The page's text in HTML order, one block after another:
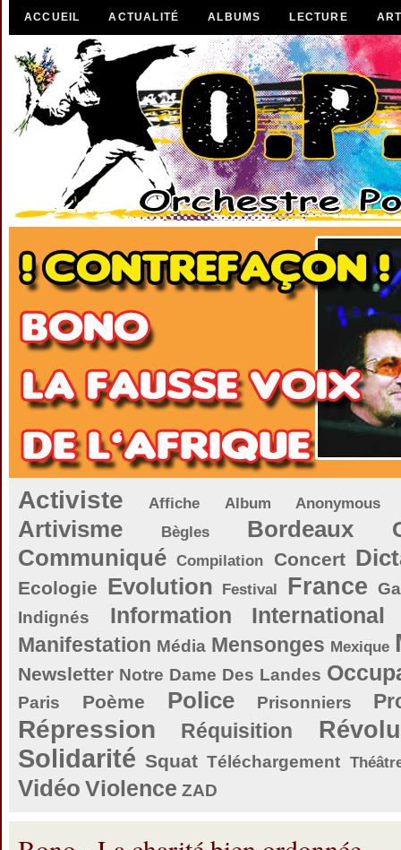
ACCUEIL ACTUALITÉ ALBUMS LECTURE
Activiste Affiche Album Anonymous
Artivisme Bègles Bordeaux
Communiqué Compilation Concert
Ecologie Evolution Festival France
Indignés
Information International
Manifestation Média Mensonges Mexique
Newsletter Notre Dame Des Landes
Paris Poème Police Prisonniers
Répression Réquisition
Solidarité Squat Téléchargement
Vidéo Violence ZAD